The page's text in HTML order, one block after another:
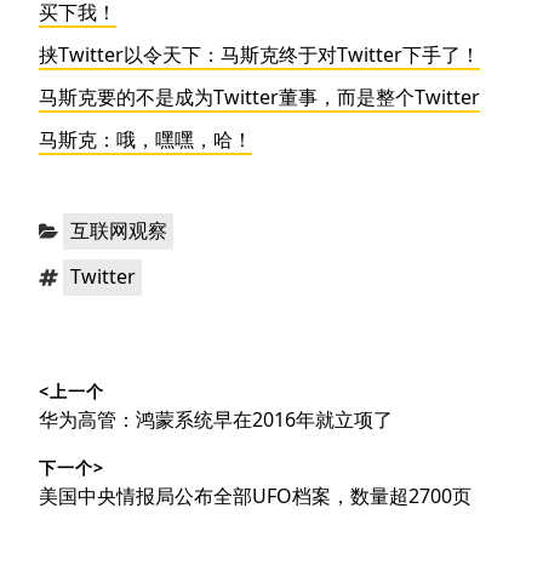
买下我！
挟Twitter以令天下：马斯克终于对Twitter下手了！
马斯克要的不是成为Twitter董事，而是整个Twitter
马斯克：哦，嘿嘿，哈！
分 互联网观察
标 Twitter
章
导
航
<上一个
上
文
章：
华为高管：鸿蒙系统早在2016年就立项了
下一个>
下
美国中央情报局公布全部UFO档案，数量超2700页